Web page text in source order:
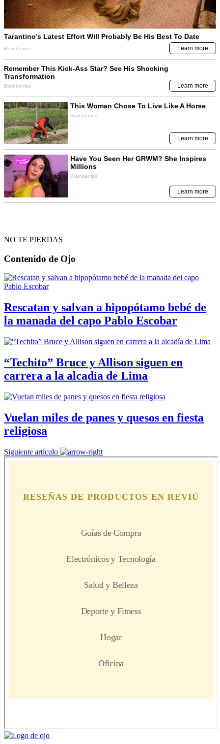
NO TE PIERDAS
Contenido de Ojo
Rescatan y salvan a hipopótamo bebé de
la manada del capo Pablo Escobar
“Techito” Bruce y Allison siguen en
carrera a la alcadía de Lima
Vuelan miles de panes y quesos en fiesta
religiosa
Siguiente artículo